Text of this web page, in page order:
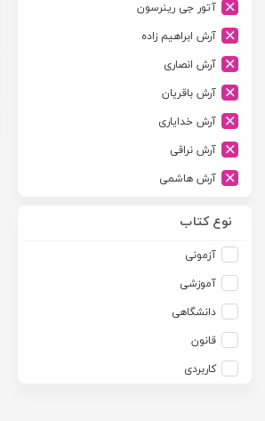
ارجمند
ارسطو
ارشد
اسلامیه
اشکان
اطلاعات
امجد
امید انقلاب
آتور جی رینرسون
آرش ابراهیم زاده
آرش انصاری
آرش باقریان
آرش خدایاری
آرش نراقی
آرش هاشمی
آزاده صادقی
آزیتا قربانی رحیم
آلبرت ون دایسی
آلن ردفرن
آمنه باخدا
نوع کتاب
آزمونی
آموزشی
دانشگاهی
قانون
کاربردی